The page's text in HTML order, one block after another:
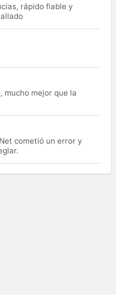
rápido fiable y
mucho mejor que la
cometió un error y